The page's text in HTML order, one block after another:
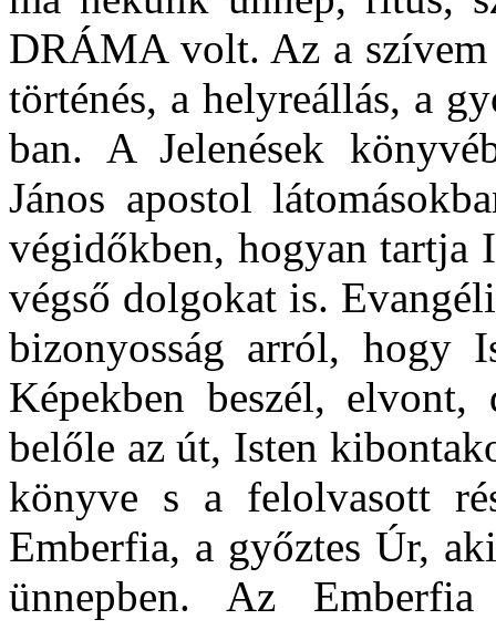
DRÁMA volt. Az a szívem
történés, a helyreállás, a
ban. A Jelenések
János apostol
végidőkben, hogyan tartja
végső dolgokat is.
bizonyosság arról, hogy
Képekben beszél, elvont,
belőle az út, Isten
könyve s a felolvasott
Emberfia, a győztes Úr,
ünnepben. Az Emberfia